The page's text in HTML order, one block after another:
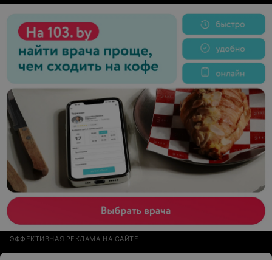
устраивает, привезли рабочий телик, не где не
поцарапан, экран чистый, видно что бережно
относятся к вещам, ещё меня человек который привёз
проконсультировал на счёт того что они ремонтируют,
короче вежливые, добросовестные к своей работе
люди, я доволен, и впредь буду ремонтировать у них.
ЭФФЕКТИВНАЯ РЕКЛАМА НА САЙТЕ